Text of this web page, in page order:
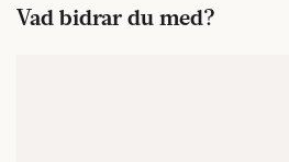
Vad bidrar du med?